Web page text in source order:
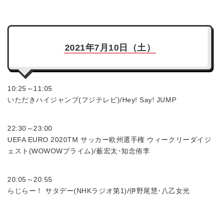
2021年7月10日（土）
10:25～11:05
いただきハイジャンプ(フジテレビ)/Hey! Say! JUMP
22:30～23:00
UEFA EURO 2020TM サッカー欧州選手権 ウィークリーダイジ
ェスト(WOWOWプライム)/薮宏太･知念侑李
20:05～20:55
らじらー！ サタデー(NHKラジオ第1)/伊野尾慧･八乙女光